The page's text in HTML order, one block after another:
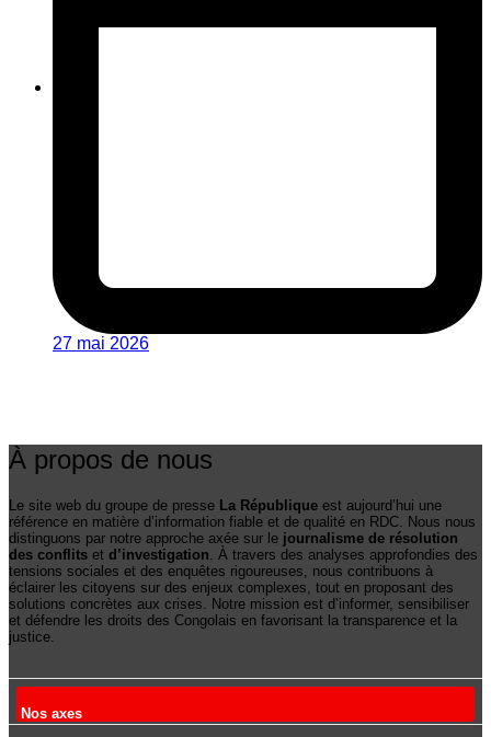
27 mai 2026
À propos de nous
Le site web du groupe de presse La République est aujourd’hui une
référence en matière d’information fiable et de qualité en RDC. Nous nous
distinguons par notre approche axée sur le journalisme de résolution
des conflits et d’investigation . À travers des analyses approfondies des
tensions sociales et des enquêtes rigoureuses, nous contribuons à
éclairer les citoyens sur des enjeux complexes, tout en proposant des
solutions concrètes aux crises. Notre mission est d’informer, sensibiliser
et défendre les droits des Congolais en favorisant la transparence et la
justice.
Nos axes